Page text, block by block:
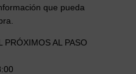
que pueda
PRÓXIMOS AL PASO